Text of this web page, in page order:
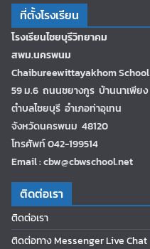
ที่ตั้งโรงเรียน
โรงเรียนไชยบุรีวิทยาคม
สพม.นครพนม
Chaibureewittayakhom School
59 ม.6 ถนนชยางกูร บ้านนาเพียง
ตำบลไชยบุรี อำเภอท่าอุเทน
จังหวัดนครพนม 48120
โทรศัพท์ 042-199514
Email : cbw@cbwschool.net
ติดต่อเรา
ติดต่อเรา
ติดต่อทาง Messenger Live Chat